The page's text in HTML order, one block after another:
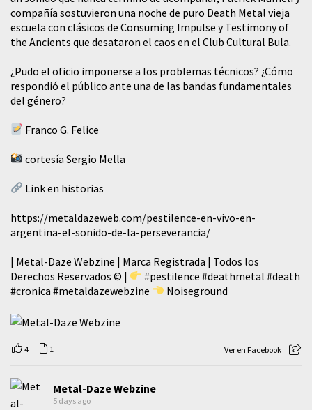
compañía sostuvieron una noche de puro Death Metal vieja
escuela con clásicos de Consuming Impulse y Testimony of
the Ancients que desataron el caos en el Club Cultural Bula.
¿Pudo el oficio imponerse a los problemas técnicos? ¿Cómo
respondió el público ante una de las bandas fundamentales
del género?
Franco G. Felice
cortesía Sergio Mella
Link en historias
https://metaldazeweb.com/pestilence-en-vivo-en-
argentina-el-sonido-de-la-perseverancia/
| Metal-Daze Webzine | Marca Registrada | Todos los
Derechos Reservados © |
#pestilence #deathmetal #death
#cronica #metaldazewebzine Noiseground
4 1 Ver en Facebook
Metal-Daze Webzine
5 days ago